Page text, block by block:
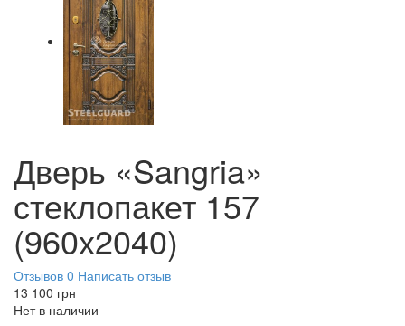
Дверь «Sangria»
стеклопакет 157
(960х2040)
Отзывов 0 Написать отзыв
13 100 грн
Нет в наличии